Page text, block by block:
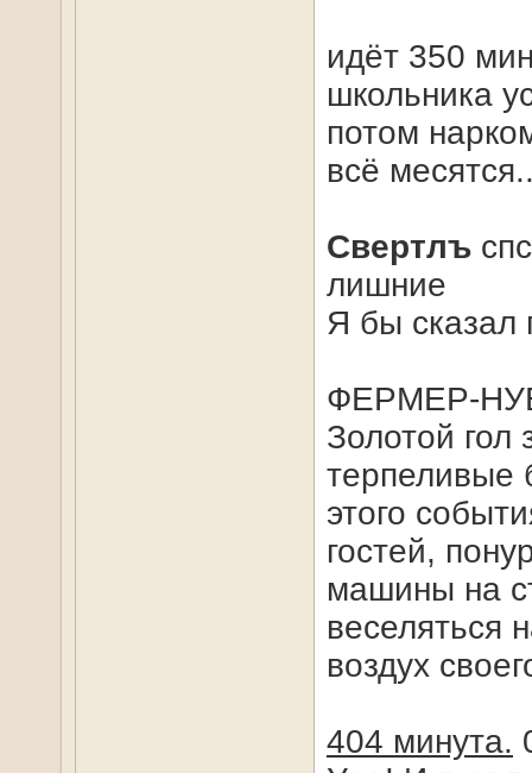
идёт 350
школьника
потом
всё
Свертлъ
лишние
Я бы сказал
ФЕРМЕР-
Золотой
терпеливые
этого
гостей,
машины на
веселяться
воздух
404 минута.